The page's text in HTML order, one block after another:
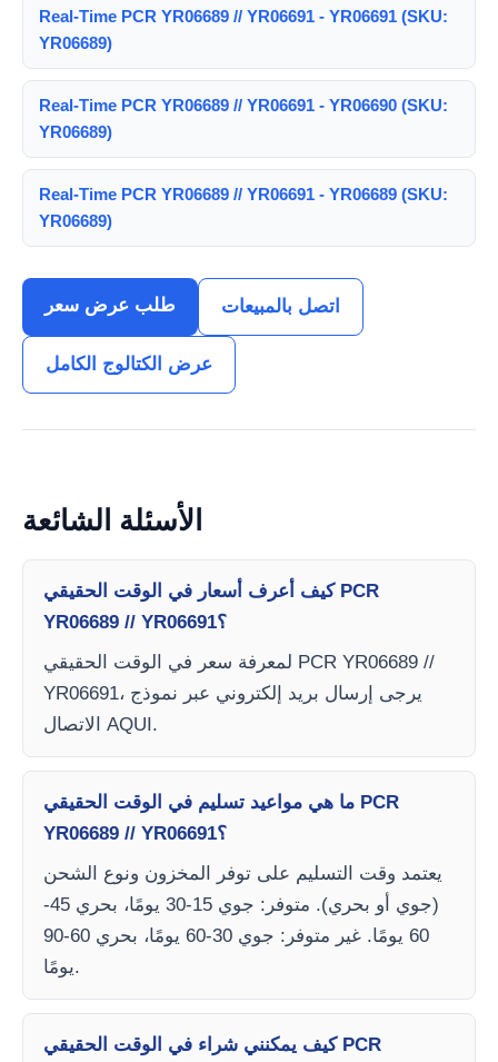
Real-Time PCR YR06689 // YR06691 - YR06691 (SKU:
YR06689)
Real-Time PCR YR06689 // YR06691 - YR06690 (SKU:
YR06689)
Real-Time PCR YR06689 // YR06691 - YR06689 (SKU:
YR06689)
طلب عرض سعر اتصل بالمبيعات
عرض الكتالوج الكامل
الأسئلة الشائعة
كيف أعرف أسعار في الوقت الحقيقي PCR
YR06689 // YR06691؟
لمعرفة سعر في الوقت الحقيقي PCR YR06689 //
YR06691، يرجى إرسال بريد إلكتروني عبر نموذج
الاتصال AQUI.
ما هي مواعيد تسليم في الوقت الحقيقي PCR
YR06689 // YR06691؟
يعتمد وقت التسليم على توفر المخزون ونوع الشحن
(جوي أو بحري). متوفر: جوي 15-30 يومًا، بحري 45-
60 يومًا. غير متوفر: جوي 30-60 يومًا، بحري 60-90
يومًا.
كيف يمكنني شراء في الوقت الحقيقي PCR